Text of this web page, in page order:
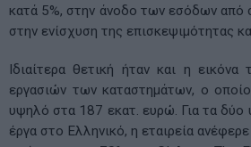
κατά 5%, στην άνοδο των εσόδων από
στην ενίσχυση της επισκεψιμότητας
Ιδιαίτερα θετική ήταν και η
εργασιών των καταστημάτων, ο
υψηλό στα 187 εκατ. ευρώ. Για τα δύο
έργα στο Ελληνικό, η εταιρεία